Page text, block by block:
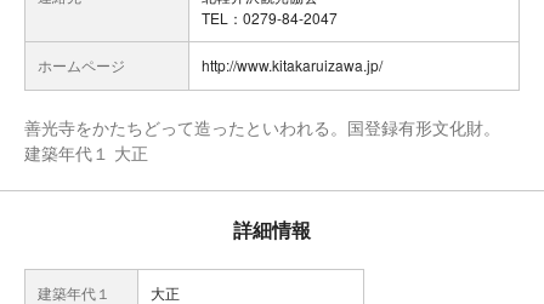
TEL：0279-84-2047
ホームページ http://www.kitakaruizawa.jp/
善光寺をかたちどって造ったといわれる。国登録有形文化財。
建築年代１ 大正
詳細情報
建築年代１ 大正